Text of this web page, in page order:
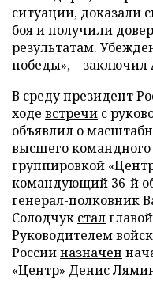
ситуации, доказали
боя и получили
результатам.
победы», –
В среду президент
ходе встречи с
объявлил о
высшего
группировкой
командующий 36-й
генерал-полковник
Солодчук стал
Руководителем
Россииназначен
«Центр» Денис